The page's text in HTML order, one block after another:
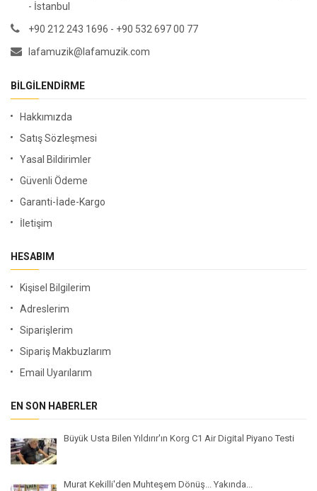
- İstanbul
+90 212 243 1696 - +90 532 697 00 77
lafamuzik@lafamuzik.com
BILGILENDIRME
Hakkımızda
Satış Sözleşmesi
Yasal Bildirimler
Güvenli Ödeme
Garanti-İade-Kargo
İletişim
HESABIM
Kişisel Bilgilerim
Adreslerim
Siparişlerim
Sipariş Makbuzlarım
Email Uyarılarım
EN SON HABERLER
Büyük Usta Bilen Yıldırır'ın Korg C1 Air Digital Piyano Testi
Murat Kekilli'den Muhteşem Dönüş... Yakında...